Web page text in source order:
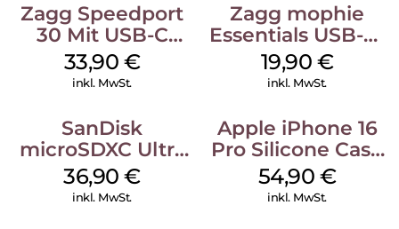
Zagg Speedport
30 Mit USB-C
Kabel Weiß
33,90 €
inkl. MwSt.
Zagg mophie
Essentials USB-C-
20W Charger PD
Weiß
19,90 €
inkl. MwSt.
SanDisk
microSDXC Ultra
128 GB + Adapter
Mobile
36,90€
inkl. MwSt.
Apple iPhone 16
Pro Silicone Case
MagSafe Black
54,90 €
inkl. MwSt.